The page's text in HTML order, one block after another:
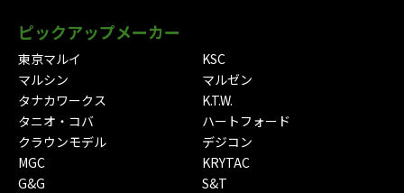
ピックアップメーカー
東京マルイ
KSC
マルシン
マルゼン
タナカワークス
K.T.W.
タニオ・コバ
ハートフォード
クラウンモデル
デジコン
MGC
KRYTAC
G&G
S&T